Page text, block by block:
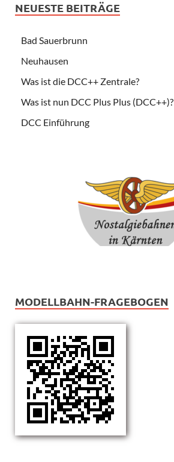
NEUESTE BEITRÄGE
Bad Sauerbrunn
Neuhausen
Was ist die DCC++ Zentrale?
Was ist nun DCC Plus Plus (DCC++)?
DCC Einführung
MODELLBAHN-FRAGEBOGEN